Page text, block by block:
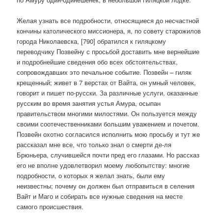
Желая узнать все подробности, относящиеся до несчастной
кончины католического миссионера, я, по совету старожилов
города Николаевска, [790] обратился к гиляцкому
переводчику Позвейну с просьбой доставить мне вернейшие
и подробнейшие сведения обо всех обстоятельствах,
сопровождавших это печальное событие. Позвейн – гиляк
крещенный; живет в 7 верстах от Вайта, он умный человек,
говорит и пишет по-русски. За различные услуги, оказанные
русским во время занятия устья Амура, осыпан
правительством многими милостями. Он пользуется между
своими соотечественниками большим уважением и почетом.
Позвейн охотно согласился исполнить мою просьбу и тут же
рассказал мне все, что только знал о смерти де-ля
Брюньера, случившейся почти пред его глазами. Но рассказ
его не вполне удовлетворил моему любопытству: многие
подробности, о которых я желал знать, были ему
неизвестны; почему он должен был отправиться в селения
Вайт и Маго и собирать все нужные сведения на месте
самого происшествия.